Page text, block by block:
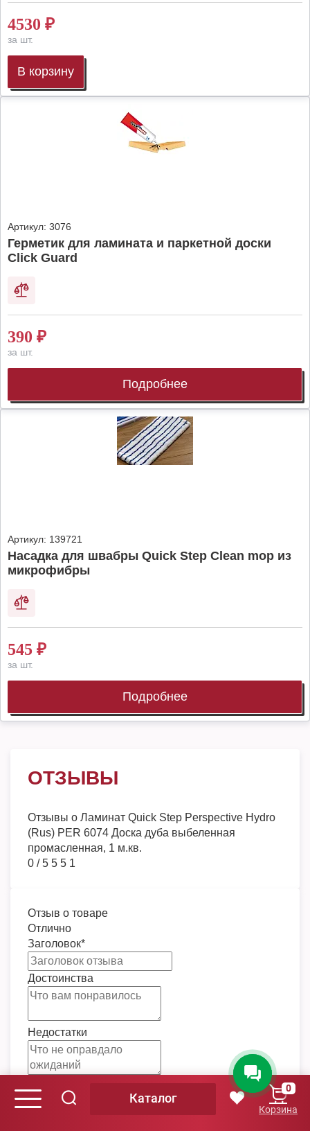
4530 ₽
за шт.
В корзину
Артикул: 3076
Герметик для ламината и паркетной доски
Click Guard
390 ₽
за шт.
Подробнее
Артикул: 139721
Насадка для швабры Quick Step Clean mop из
микрофибры
545 ₽
за шт.
Подробнее
ОТЗЫВЫ
Отзывы о Ламинат Quick Step Perspective Hydro
(Rus) PER 6074 Доска дуба выбеленная
промасленная, 1 м.кв.
0 /5 5 5 1
Отзыв о товаре
Отлично
Заголовок*
Достоинства
Недостатки
Каталог
0
Корзина